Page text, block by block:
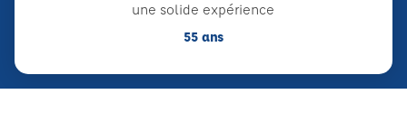
une solide expérience
55 ans